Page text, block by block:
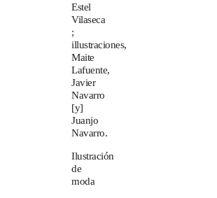
Estel
Vilaseca
;
illustraciones,
Maite
Lafuente,
Javier
Navarro
[y]
Juanjo
Navarro.
Ilustración
de
moda